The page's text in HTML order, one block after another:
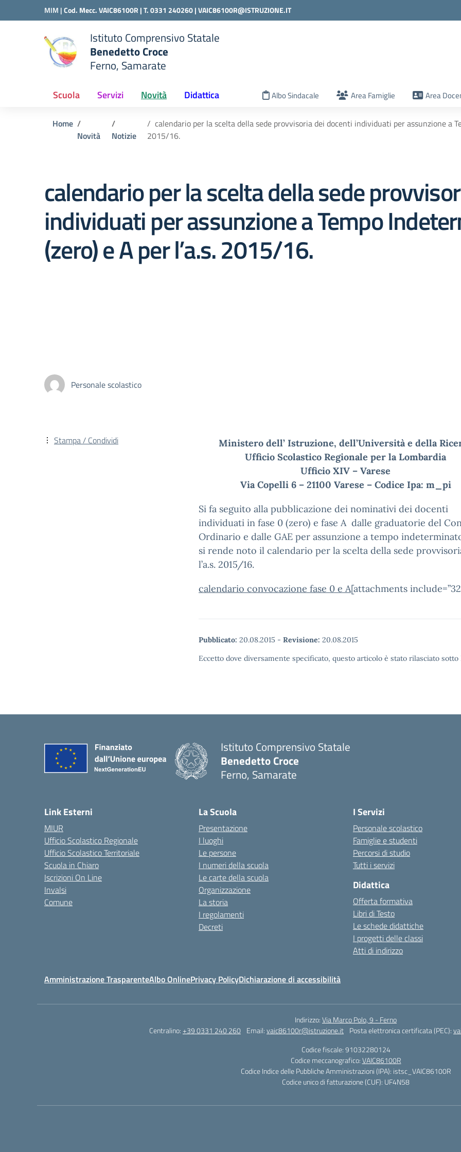
Vai ai contenuti
Vai al menu di navigazione
MIM |Cod. Mecc. VAIC86100R | T. 0331 240260 |VAIC86100R@ISTRUZIONE.IT
scuola
Istituto Comprensivo Statale
Benedetto Croce
Ferno, Samarate
Scuola Servizi Novità Didattica Albo Sindacale Area Famiglie Area
Home
Novità
Notizie
calendario per la scelta della sede provvisoria dei docenti individuati per assunzione a
2015/16.
calendario per la scelta della sede
individuati per assunzione a Tempo
(zero) e A per l’a.s. 2015/16.
Personale scolastico
Ministero dell’ Istruzione, dell’Università e della
Ufficio Scolastico Regionale per la Lombardia
Ufficio XIV – Varese
Via Copelli 6 – 21100 Varese – Codice Ipa: m_pi
Si fa seguito alla pubblicazione dei nominativi dei docenti
individuati in fase 0 (zero) e fase A dalle graduatorie del
Ordinario e dalle GAE per assunzione a tempo
si rende noto il calendario per la scelta della sede
l’a.s. 2015/16.
calendario convocazione fase 0 e A[attachments
Pubblicato: 20.08.2015 - Revisione: 20.08.2015
Eccetto dove diversamente specificato, questo articolo è stato rilasciato
Stampa / Condividi
Istituto Comprensivo Statale
Benedetto Croce
Ferno, Samarate
Link Esterni
MIUR
Ufficio Scolastico Regionale
Ufficio Scolastico Territoriale
Scuola in Chiaro
Iscrizioni On Line
Invalsi
Comune
La Scuola
Presentazione
I luoghi
Le persone
I numeri della scuola
Le carte della scuola
Organizzazione
La storia
I regolamenti
Decreti
I Servizi
Personale scolastico
Famiglie e studenti
Percorsi di studio
Tutti i servizi
Didattica
Offerta formativa
Libri di Testo
Le schede didattiche
I progetti delle classi
Atti di indirizzo
Amministrazione TrasparenteAlbo OnlinePrivacy PolicyDichiarazione di accessibilità
Indirizzo:Via Marco Polo, 9 - Ferno
Centralino:+39 0331 240 260 Email:vaic86100r@istruzione.it Posta elettronica certificata (PEC):
Codice fiscale: 91032280124
Codice meccanografico:VAIC86100R
Codice Indice delle Pubbliche Amministrazioni (IPA): istsc_VAIC86100R
Codice unico di fatturazione (CUF): UF4N58